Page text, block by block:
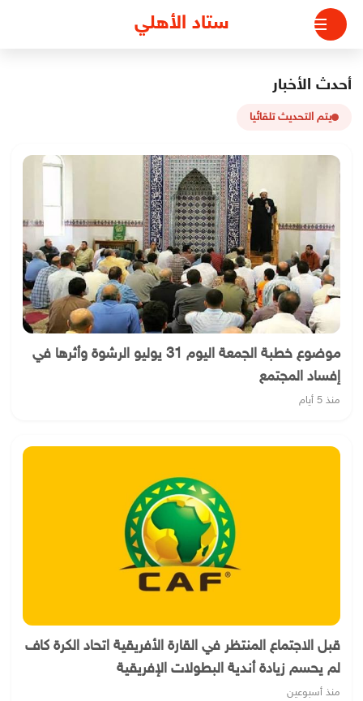
التجاوز
المحتوى
ستاد الأهلي
أحدث الأخبار
يتم التحديث تلقائيا
موضوع خطبة الجمعة اليوم 31 يوليو الرشوة وأثرها في
إفساد المجتمع
منذ 5 أيام
قبل الاجتماع المنتظر في القارة الأفريقية اتحاد الكرة كاف
لم يحسم زيادة أندية البطولات الإفريقية
منذ أسبوعين